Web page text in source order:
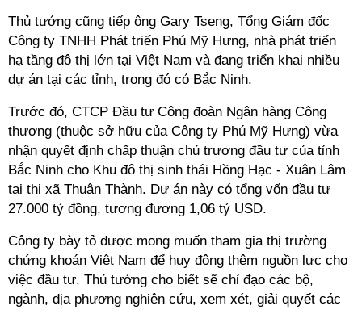
Thủ tướng cũng tiếp ông Gary Tseng, Tổng Giám đốc
Công ty TNHH Phát triển Phú Mỹ Hưng, nhà phát triển
hạ tầng đô thị lớn tại Việt Nam và đang triển khai nhiều
dự án tại các tỉnh, trong đó có Bắc Ninh.
Trước đó, CTCP Đầu tư Công đoàn Ngân hàng Công
thương (thuộc sở hữu của Công ty Phú Mỹ Hưng) vừa
nhận quyết định chấp thuận chủ trương đầu tư của tỉnh
Bắc Ninh cho Khu đô thị sinh thái Hồng Hạc - Xuân Lâm
tại thị xã Thuận Thành. Dự án này có tổng vốn đầu tư
27.000 tỷ đồng, tương đương 1,06 tỷ USD.
Công ty bày tỏ được mong muốn tham gia thị trường
chứng khoán Việt Nam để huy động thêm nguồn lực cho
việc đầu tư. Thủ tướng cho biết sẽ chỉ đạo các bộ,
ngành, địa phương nghiên cứu, xem xét, giải quyết các